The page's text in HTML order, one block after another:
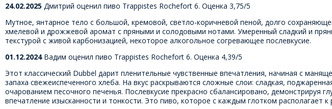
24.02.2025 Дмитрий оценил пиво Trappistes Rochefort 6. Оценка 3,75/5
Мутное, янтарное тело с большой, кремовой, светло-коричневой пеной, долго
хмелевой и дрожжевой аромат с пряными и солодовыми нотами. Умеренный сладкий и
текстурой с живой карбонизацией, некоторое алкогольное согревающее послевкусие.
01.12.2024 Вадим оценил пиво Trappistes Rochefort 6. Оценка 4,39/5
Этот классический Dubbel дарит пленительные чувственные впечатления, начиная с
запаха свежеиспеченного хлеба. На вкус раскрываются сложные слои: сладкая,
очарованием песочного печенья. Послевкусие прекрасно сбалансировано, демонстрируя
впечатление изысканности и тонкости. Это пиво, которое с каждым глотком располагает